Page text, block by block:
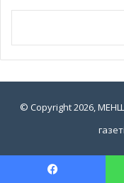
© Copyright 2026,